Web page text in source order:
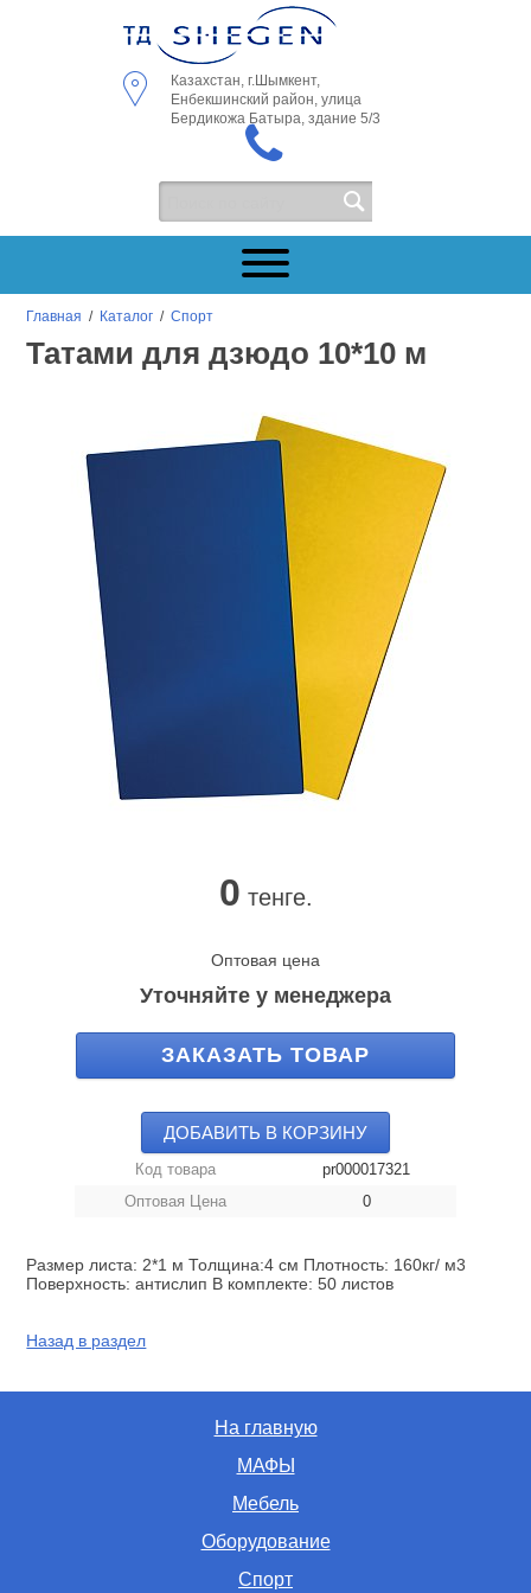
Казахстан, г.Шымкент,
Енбекшинский район, улица
Бердикожа Батыра, здание 5/3
Главная / Каталог /Спорт
Татами для дзюдо 10*10 м
0 тенге.
Оптовая цена
Уточняйте у менеджера
ЗАКАЗАТЬ ТОВАР
ДОБАВИТЬ В КОРЗИНУ
Код товара
pr000017321
Оптовая Цена
0
Размер листа: 2*1 м Толщина:4 см Плотность: 160кг/ м3
Поверхность: антислип В комплекте: 50 листов
Назад в раздел
На главную
МАФЫ
Мебель
Оборудование
Спорт